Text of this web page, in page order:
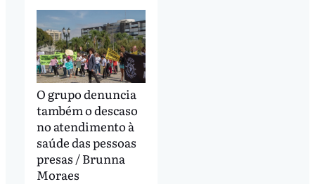
O grupo denuncia
também o descaso
no atendimento à
saúde das pessoas
presas / Brunna
Moraes